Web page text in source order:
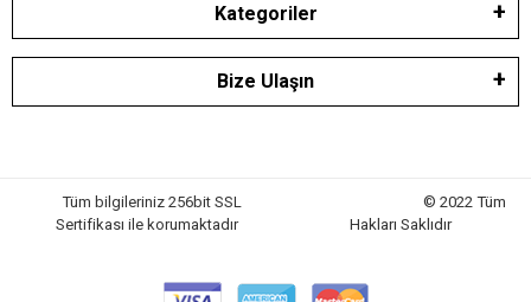
Kategoriler
Bize Ulaşın
Tüm bilgileriniz 256bit SSL
Sertifikası ile korumaktadır
© 2022 Tüm
Hakları Saklıdır